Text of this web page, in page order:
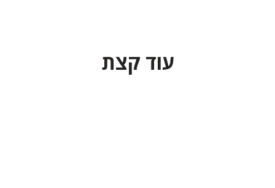
עוד קצת